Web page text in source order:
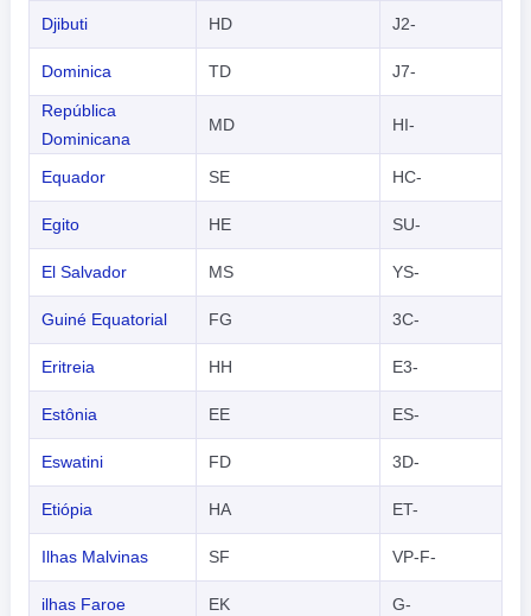
Djibuti HD J2-
Dominica TD J7-
República
Dominicana
MD HI-
Equador SE HC-
Egito HE SU-
El Salvador MS YS-
Guiné Equatorial FG 3C-
Eritreia HH E3-
Estônia EE ES-
Eswatini FD 3D-
Etiópia HA ET-
Ilhas Malvinas SF VP-F-
ilhas Faroe EK G-